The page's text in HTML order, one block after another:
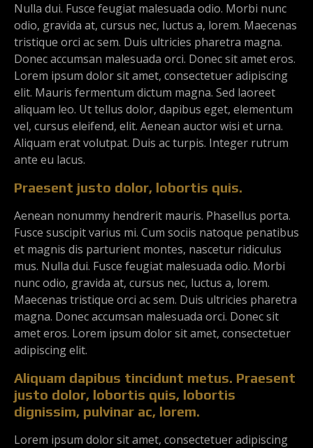
Nulla dui. Fusce feugiat malesuada odio. Morbi nunc
odio, gravida at, cursus nec, luctus a, lorem. Maecenas
tristique orci ac sem. Duis ultricies pharetra magna.
Donec accumsan malesuada orci. Donec sit amet eros.
Lorem ipsum dolor sit amet, consectetuer adipiscing
elit. Mauris fermentum dictum magna. Sed laoreet
aliquam leo. Ut tellus dolor, dapibus eget, elementum
vel, cursus eleifend, elit. Aenean auctor wisi et urna.
Aliquam erat volutpat. Duis ac turpis. Integer rutrum
ante eu lacus.
Praesent justo dolor, lobortis quis.
Aenean nonummy hendrerit mauris. Phasellus porta.
Fusce suscipit varius mi. Cum sociis natoque penatibus
et magnis dis parturient montes, nascetur ridiculus
mus. Nulla dui. Fusce feugiat malesuada odio. Morbi
nunc odio, gravida at, cursus nec, luctus a, lorem.
Maecenas tristique orci ac sem. Duis ultricies pharetra
magna. Donec accumsan malesuada orci. Donec sit
amet eros. Lorem ipsum dolor sit amet, consectetuer
adipiscing elit.
Aliquam dapibus tincidunt metus. Praesent
justo dolor, lobortis quis, lobortis
dignissim, pulvinar ac, lorem.
Lorem ipsum dolor sit amet, consectetuer adipiscing